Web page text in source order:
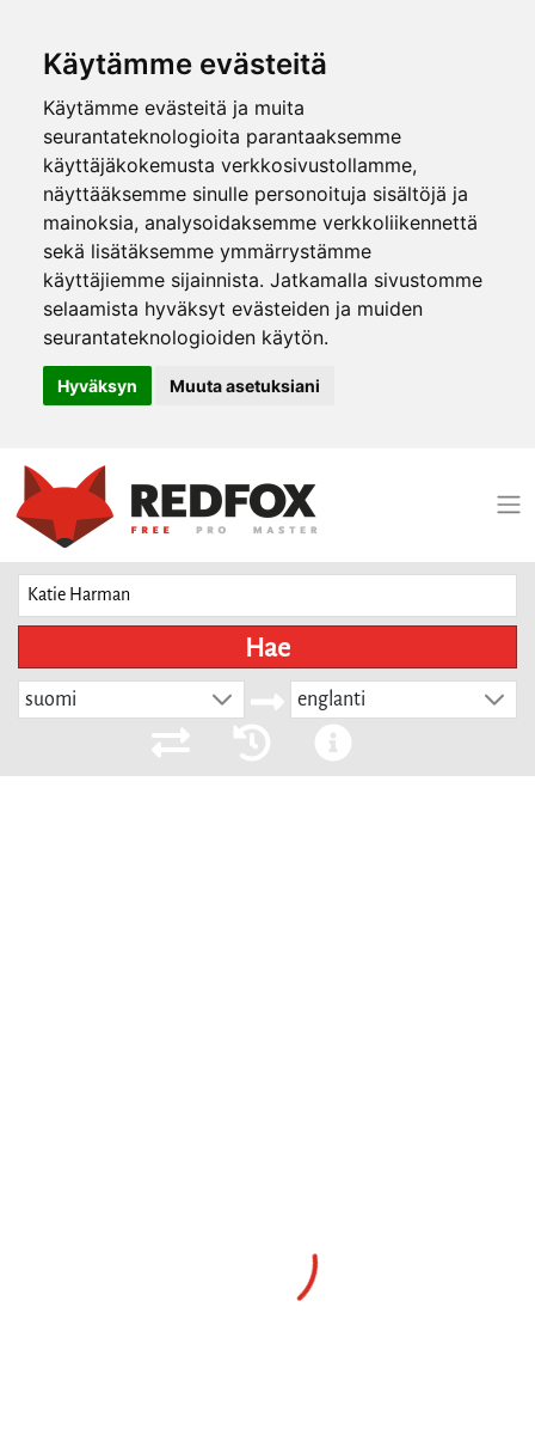
Käytämme evästeitä
Käytämme evästeitä ja muita
seurantateknologioita parantaaksemme
käyttäjäkokemusta verkkosivustollamme,
näyttääksemme sinulle personoituja sisältöjä ja
mainoksia, analysoidaksemme verkkoliikennettä
sekä lisätäksemme ymmärrystämme
käyttäjiemme sijainnista. Jatkamalla sivustomme
selaamista hyväksyt evästeiden ja muiden
seurantateknologioiden käytön.
Hyväksyn Muuta asetuksiani
Hae
suomi englanti